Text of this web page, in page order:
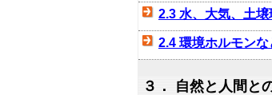
2.3 水、大気、土
2.4 環境ホルモン
３． 自然と人間と